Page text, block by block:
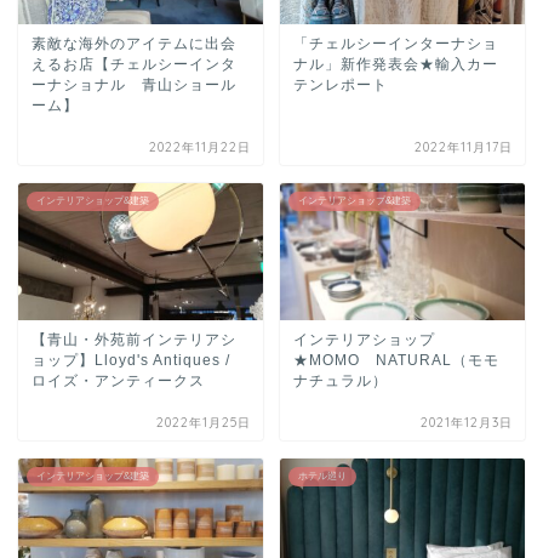
素敵な海外のアイテムに出会
えるお店【チェルシーインタ
ーナショナル 青山ショール
ーム】
2022年11月22日
「チェルシーインターナショ
ナル」新作発表会★輸入カー
テンレポート
2022年11月17日
インテリアショップ&建築
【青山・外苑前インテリアシ
ョップ】Lloyd's Antiques /
ロイズ・アンティークス
2022年1月25日
インテリアショップ&建築
インテリアショップ
★MOMO NATURAL（モモ
ナチュラル）
2021年12月3日
インテリアショップ&建築 ホテル巡り